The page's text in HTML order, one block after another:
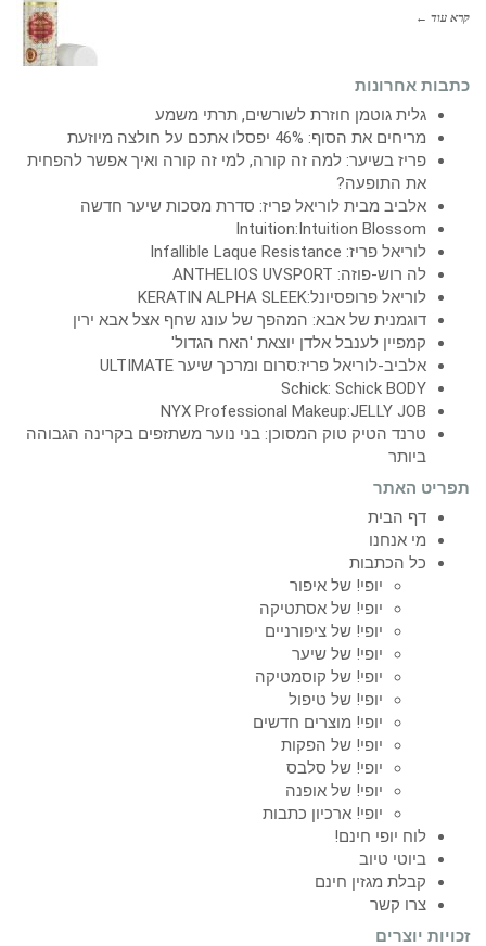
קרא עוד ←
כתבות אחרונות
גלית גוטמן חוזרת לשורשים, תרתי משמע
מריחים את הסוף: 46% יפסלו אתכם על חולצה מיוזעת
פריז בשיער: למה זה קורה, למי זה קורה ואיך אפשר להפחית
את התופעה?
אלביב מבית לוריאל פריז: סדרת מסכות שיער חדשה
Intuition:Intuition Blossom
לוריאל פריז: Infallible Laque Resistance
לה רוש-פוזה: ANTHELIOS UVSPORT
לוריאל פרופסיונל:KERATIN ALPHA SLEEK
דוגמנית של אבא: המהפך של עונג שחף אצל אבא ירין
קמפיין לענבל אלדן יוצאת 'האח הגדול'
אלביב-לוריאל פריז:סרום ומרכך שיער ULTIMATE
Schick: Schick BODY
NYX Professional Makeup:JELLY JOB
טרנד הטיק טוק המסוכן: בני נוער משתזפים בקרינה הגבוהה
ביותר
תפריט האתר
דף הבית
מי אנחנו
כל הכתבות
יופי! של איפור
יופי! של אסתטיקה
יופי! של ציפורניים
יופי! של שיער
יופי! של קוסמטיקה
יופי! של טיפול
יופי! מוצרים חדשים
יופי! של הפקות
יופי! של סלבס
יופי! של אופנה
יופי! ארכיון כתבות
לוח יופי חינם!
ביוטי טיוב
קבלת מגזין חינם
צרו קשר
זכויות יוצרים